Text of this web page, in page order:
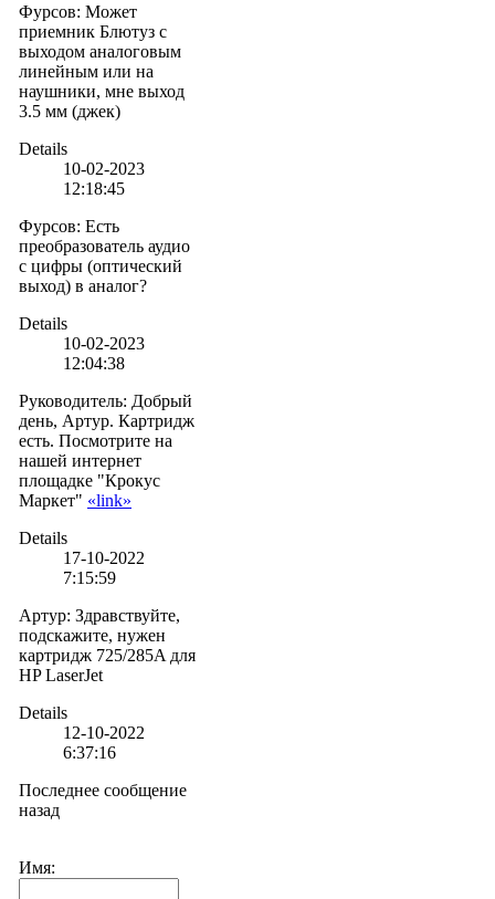
Фурсов: Может
приемник Блютуз с
выходом аналоговым
линейным или на
наушники, мне выход
3.5 мм (джек)
Details
10-02-2023
12:18:45
Фурсов: Есть
преобразователь аудио
с цифры (оптический
выход) в аналог?
Details
10-02-2023
12:04:38
Руководитель: Добрый
день, Артур. Картридж
есть. Посмотрите на
нашей интернет
площадке "Крокус
Маркет" «link»
Details
17-10-2022
7:15:59
Артур: Здравствуйте,
подскажите, нужен
картридж 725/285A для
HP LaserJet
Details
12-10-2022
6:37:16
Последнее сообщение
назад
Имя: